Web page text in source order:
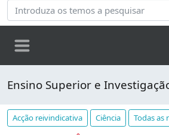
Ensino Superior e
Acção reivindicativa Ciência
Todas as